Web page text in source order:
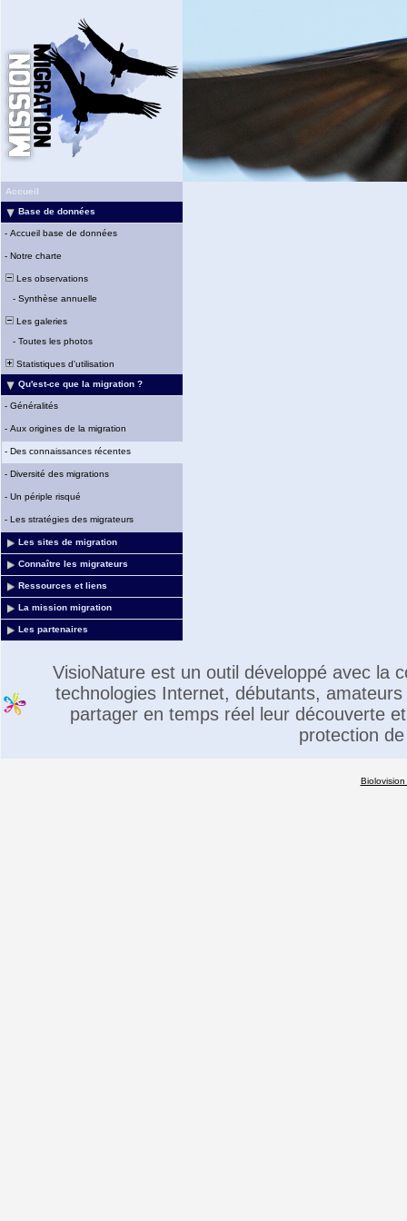
Accueil
Base de données
- Accueil base de données
- Notre charte
Les observations
- Synthèse annuelle
Les galeries
- Toutes les photos
Statistiques d'utilisation
Qu'est-ce que la migration ?
- Généralités
- Aux origines de la migration
- Des connaissances récentes
- Diversité des migrations
- Un périple risqué
- Les stratégies des migrateurs
Les sites de migration
Connaître les migrateurs
Ressources et liens
La mission migration
Les partenaires
VisioNature est un outil développé avec la
technologies Internet, débutants,
partager en temps réel leur découverte
protection
Biolovision